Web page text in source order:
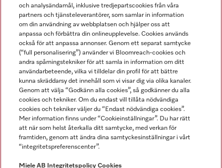
Miele AB
Allmänna villkor
Användarvillkor
Miele tillgänglighetsförklaring
Lagen om digitala tjänster
Miele på LinkedIn
Miele på Facebook
Miele på Instagram
Miele på Youtube
och analysändamål, inklusive tredjepartscookies från våra
partners och tjänsteleverantörer, som samlar in information
om din användning av webbplatsen och hjälper oss att
anpassa och förbättra din onlineupplevelse. Cookies används
också för att anpassa annonser. Genom ett separat samtycke
(“full personalisering”) använder vi Bloomreach-cookies och
andra spårningstekniker för att samla in information om ditt
användarbeteende, vilka vi tilldelar din profil för att bättre
kunna skräddarsy det innehåll som vi visar dig via olika kanaler.
Genom att välja “Godkänn alla cookies”, så godkänner du alla
cookies och tekniker. Om du endast vill tillåta nödvändiga
cookies och tekniker väljer du “Endast nödvändiga cookies”.
Mer information finns under “Cookieinställningar”. Du har rätt
att när som helst återkalla ditt samtycke, med verkan för
framtiden, genom att ändra dina samtyckesinställningar i vårt
“integritetspreferenscenter”.
Miele AB Integritetspolicy Cookies